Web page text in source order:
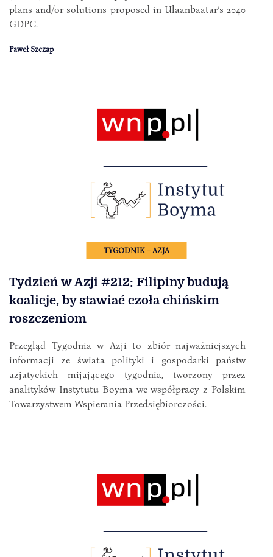
plans and/or solutions proposed in Ulaanbaatar’s 2040
GDPC.
Paweł Szczap
TYGODNIK – AZJA
Tydzień w Azji #212: Filipiny budują
koalicje, by stawiać czoła chińskim
roszczeniom
Przegląd Tygodnia w Azji to zbiór najważniejszych
informacji ze świata polityki i gospodarki państw
azjatyckich mijającego tygodnia, tworzony przez
analityków Instytutu Boyma we współpracy z Polskim
Towarzystwem Wspierania Przedsiębiorczości.